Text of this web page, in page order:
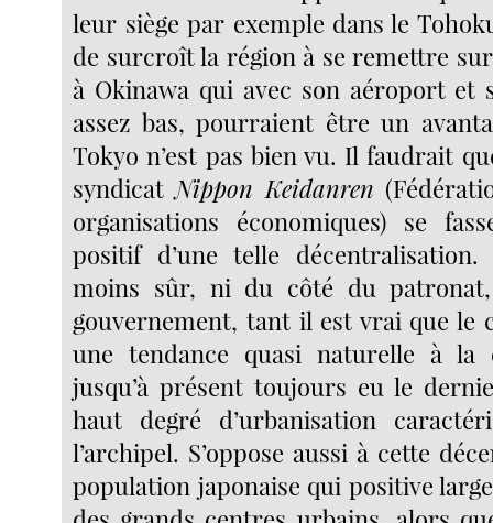
leur siège par exemple dans le
de surcroît la région à se remettre
à Okinawa qui avec son aéroport et
assez bas, pourraient être un
Tokyo n’est pas bien vu. Il faudrait
syndicatNippon Keidanren
organisations économiques) se
positif d’une telle
moins sûr, ni du côté du
gouvernement, tant il est vrai que le
une tendance quasi naturelle à la
jusqu’à présent toujours eu le
haut degré d’urbanisation
l’archipel. S’oppose aussi à cette
population japonaise qui positive